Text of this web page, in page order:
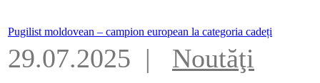
Pugilist moldovean – campion european la categoria cadeți
29.07.2025 | Noutăţi